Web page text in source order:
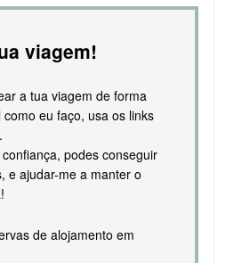
viagem!
a tua viagem de forma
eu faço, usa os links
podes conseguir
e ajudar-me a manter o
de alojamento em